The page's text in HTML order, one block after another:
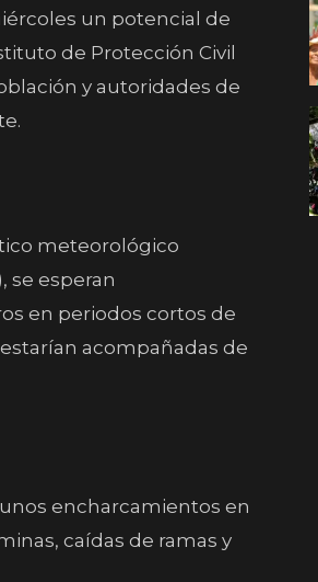
un potencial de
de Protección Civil
y autoridades de
meteorológico
se esperan
en periodos cortos de
acompañadas de
encharcamientos en
caídas de ramas y